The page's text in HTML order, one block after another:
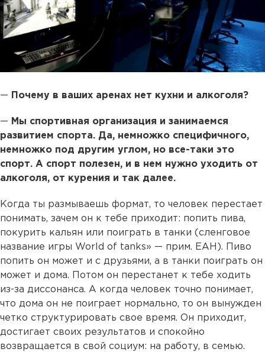
— Почему в ваших аренах нет кухни и алкоголя?
— Мы спортивная организация и занимаемся
развитием спорта. Да, немножко специфичного,
немножко под другим углом, но все-таки это
спорт. А спорт полезен, и в нем нужно уходить от
алкоголя, от курения и так далее.
Когда ты размываешь формат, то человек перестает
понимать, зачем он к тебе приходит: попить пива,
покурить кальян или поиграть в танки (сленговое
название игры World of tanks» — прим. ЕАН). Пиво
попить он может и с друзьями, а в танки поиграть он
может и дома. Потом он перестанет к тебе ходить
из-за диссонанса. А когда человек точно понимает,
что дома он не поиграет нормально, то он вынужден
четко структурировать свое время. Он приходит,
достигает своих результатов и спокойно
возвращается в свой социум: на работу, в семью.